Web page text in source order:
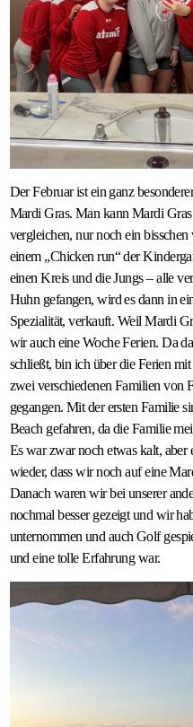
Der Februar ist ein ganz
Mardi Gras. Man kann Mardi
vergleichen, nur noch ein
einem „Chicken run“ der
einen Kreis und die Jungs – alle
Huhn gefangen, wird es dann in
Spezialität, verkauft. Weil Mardi
wir auch eine Woche Ferien. Da
schließt, bin ich über die Ferien
zwei verschiedenen Familien von
gegangen. Mit der ersten Familie
Beach gefahren, da die Familie
Es war zwar noch etwas kalt, aber
wieder, dass wir noch auf eine
Danach waren wir bei unserer
nochmal besser gezeigt und wir
unternommen und auch Golf
und eine tolle Erfahrung war.